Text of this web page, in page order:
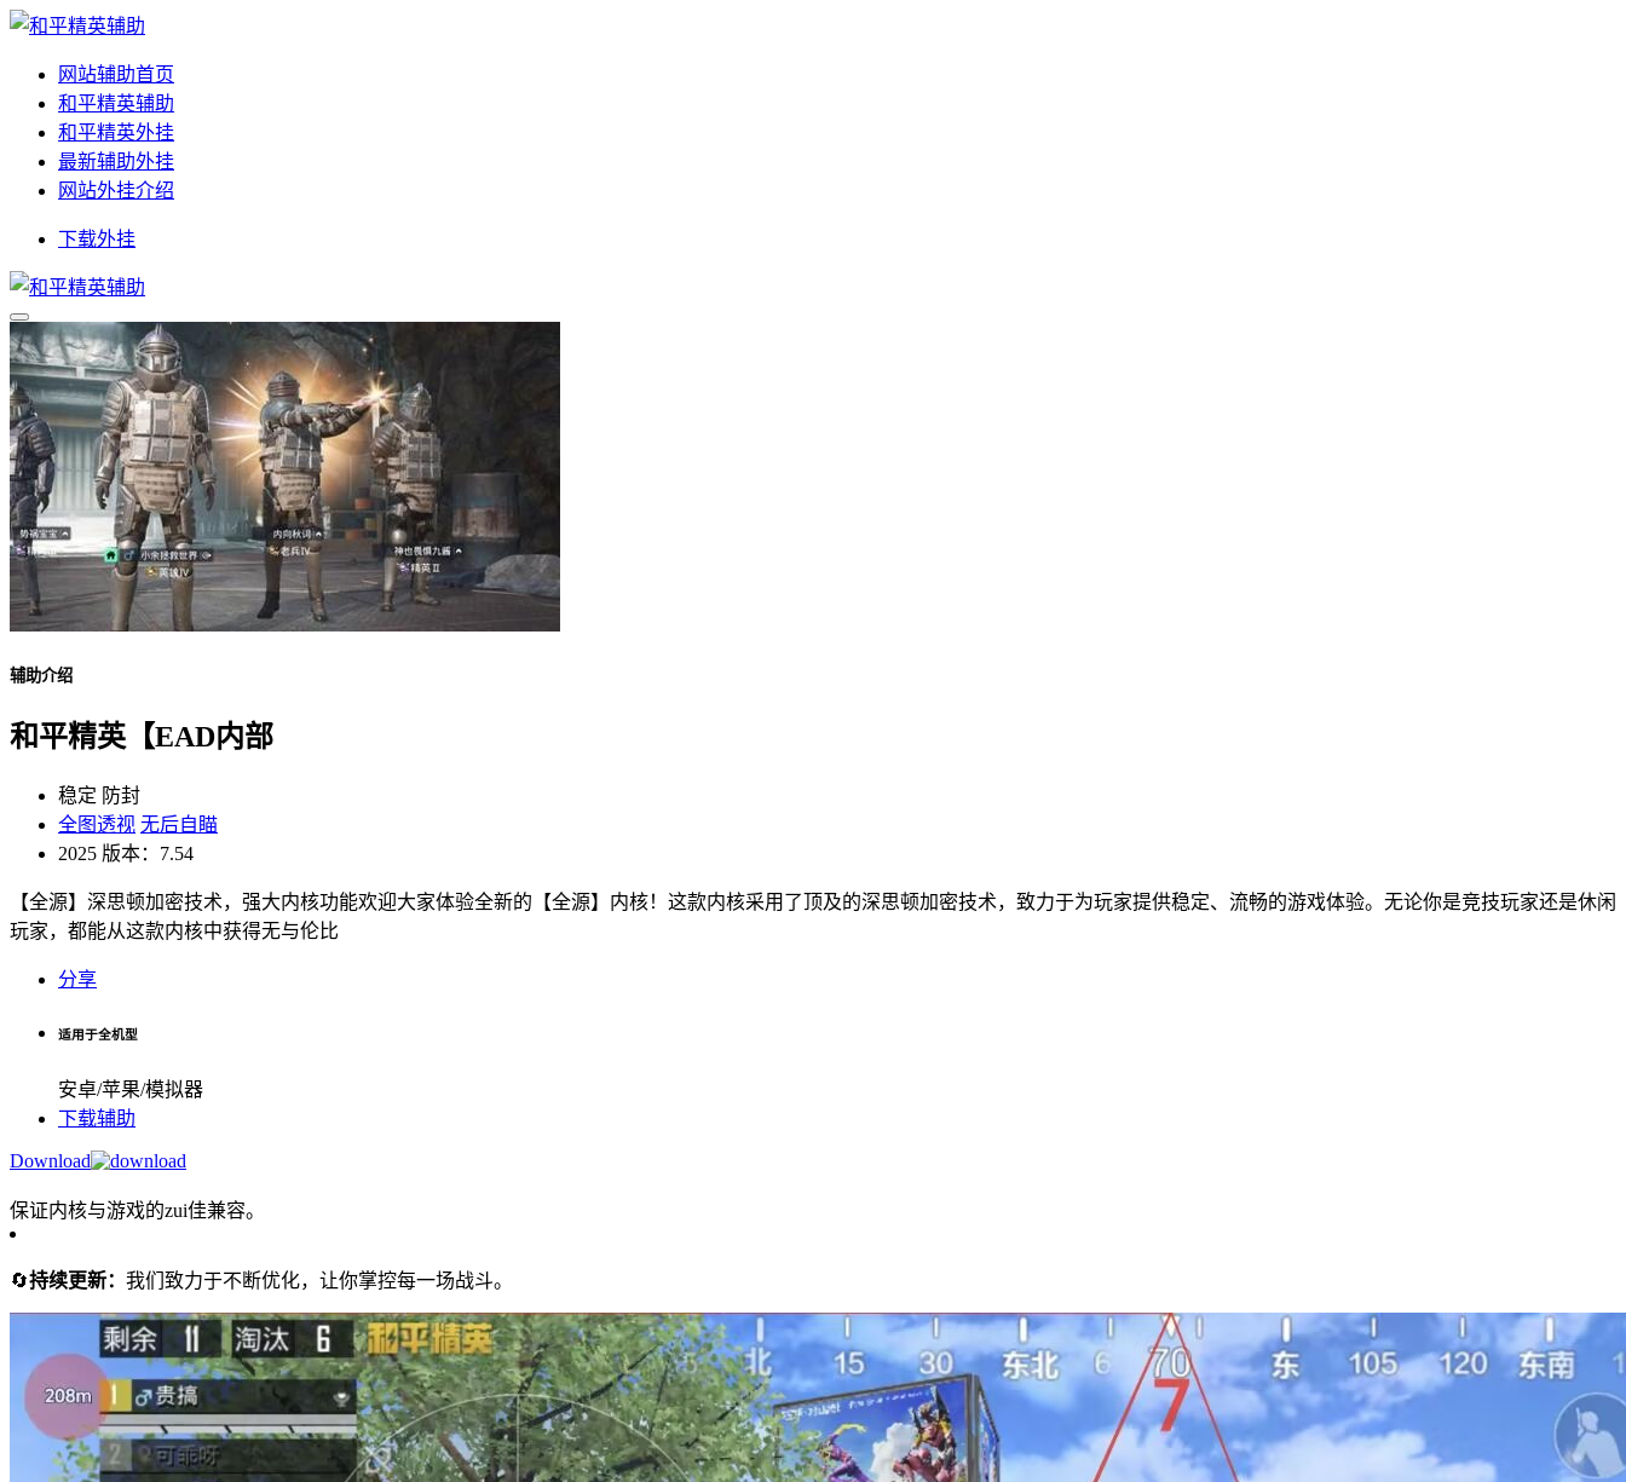
网站辅助首页
和平精英辅助
和平精英外挂
最新辅助外挂
网站外挂介绍
下载外挂
辅助介绍
和平精英【EAD内部
稳定 防封
全图透视 无后自瞄
2025 版本：7.54
【全源】深思顿加密技术，强大内核功能欢迎大家体验全新的【全源】内核！这款内核采用了顶及的深思顿加密技术，致力于为玩家提供稳定、流畅的游戏体验。无论你是竞技玩家还是休闲
玩家，都能从这款内核中获得无与伦比
分享
适用于全机型
安卓/苹果/模拟器
下载辅助
Download
保证内核与游戏的zui佳兼容。
🔄持续更新： 我们致力于不断优化，让你掌控每一场战斗。